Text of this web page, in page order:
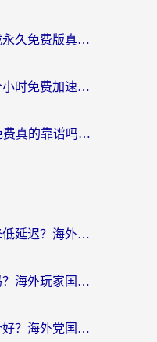
海外党必看：加速器下载永久免费版真的存在吗？教你无缝访问国内资源的正确姿势
海外党自救指南：用一个小时免费加速器，轻松打破国内资源访问壁垒？
海外党必看：中国VPN免费真的靠谱吗？手把手教你选对回国加速器
国外玩流星蝴蝶剑怎么降低延迟？海外党必看的加速秘籍（含欧洲鸣潮&彩虹岛优化攻略）
在国外也能玩穿越火线吗？海外玩家国服游戏畅玩终极指南
美国率土之滨加速器哪个好？海外党国服游戏畅玩终极指南（附多游戏解决方案）